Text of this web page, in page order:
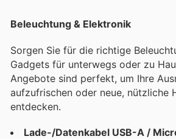
Beleuchtung & Elektronik
Sorgen Sie für die richtige
Gadgets für unterwegs oder zu
Angebote sind perfekt, um Ihre
aufzufrischen oder neue, nützliche
entdecken.
Lade-/Datenkabel USB-A /